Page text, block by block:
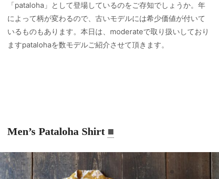
「pataloha」として登場しているのをご存知でしょうか。年
によって柄が変わるので、古いモデルには希少価値が付いて
いるものもあります。本日は、moderateで取り扱いしており
ますpatalohaを数モデルご紹介させて頂きます。
Men’s Pataloha Shirt ■